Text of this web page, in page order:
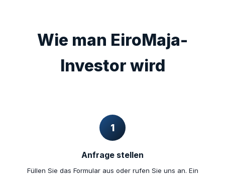
Wie man EiroMaja-
Investor wird
1
Anfrage stellen
Füllen Sie das Formular aus oder rufen Sie uns an. Ein